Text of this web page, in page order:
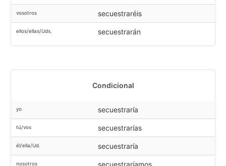
vosotros secuestraréis
ellos/ellas/Uds. secuestrarán
Condicional
yo secuestraría
tú/vos secuestrarías
él/ella/Ud. secuestraría
nosotros secuestraríamos